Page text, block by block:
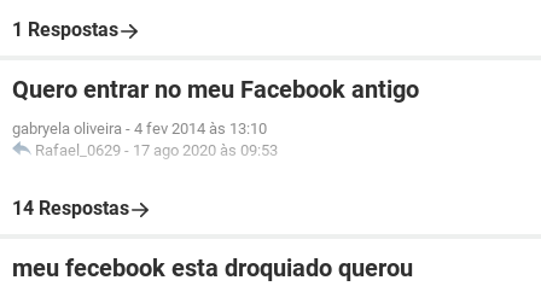
1 Respostas
Quero entrar no meu Facebook antigo
gabryela oliveira - 4 fev 2014 às 13:10
Rafael_0629 - 17 ago 2020 às 09:53
14 Respostas
meu fecebook esta droquiado querou